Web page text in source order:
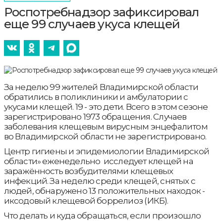
Роспотребнадзор зафиксировал
еще 99 случаев укуса клещей
За неделю 99 жителей Владимирской области
обратились в поликлиники и амбулатории с
укусами клещей. 19 - это дети. Всего в этом сезоне
зарегистрировано 1973 обращения. Случаев
заболевания клещевым вирусным энцефалитом
во Владимирской области не зарегистрировано.
Центр гигиены и эпидемиологии Владимирской
области» еженедельно исследует клещей на
заражённость возбудителями клещевых
инфекций. За неделю среди клещей, снятых с
людей, обнаружено 13 положительных находок -
иксодовый клещевой боррелиоз (ИКБ).
Что делать и куда обращаться, если произошло